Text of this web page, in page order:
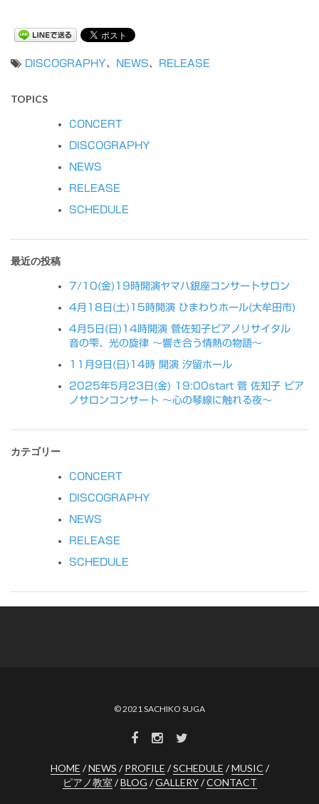
DISCOGRAPHY、 NEWS、 RELEASE
投
ョ
ン
TOPICS
CONCERT
DISCOGRAPHY
NEWS
RELEASE
SCHEDULE
最近の投稿
7/10(金)19時開演ヤマハ銀座コンサートサロン
4月18日(土)15時開演 ひまわりホール(大牟田市)
4月5日(日)14時開演 菅佐知子ピアノリサイタル
音の雫、光の旋律 〜響き合う情熱の物語〜
11月9日(日)14時 開演 汐留ホール
2025年5月23日(金) 19:00start 菅 佐知子 ピア
ノサロンコンサート ～心の琴線に触れる夜～
カテゴリー
CONCERT
DISCOGRAPHY
NEWS
RELEASE
SCHEDULE
© 2021 SACHIKO SUGA
HOME NEWS PROFILE SCHEDULE
MUSIC
ピアノ教室
BLOG GALLERY CONTACT